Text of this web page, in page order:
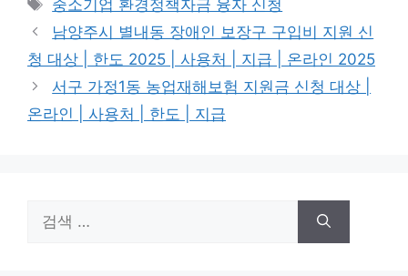
고
리
그
중소기업 환경정책자금 융자 신청
남양주시 별내동 장애인 보장구 구입비 지원 신
청 대상 | 한도 2025 | 사용처 | 지급 | 온라인 2025
서구 가정1동 농업재해보험 지원금 신청 대상 |
온라인 | 사용처 | 한도 | 지급
색: